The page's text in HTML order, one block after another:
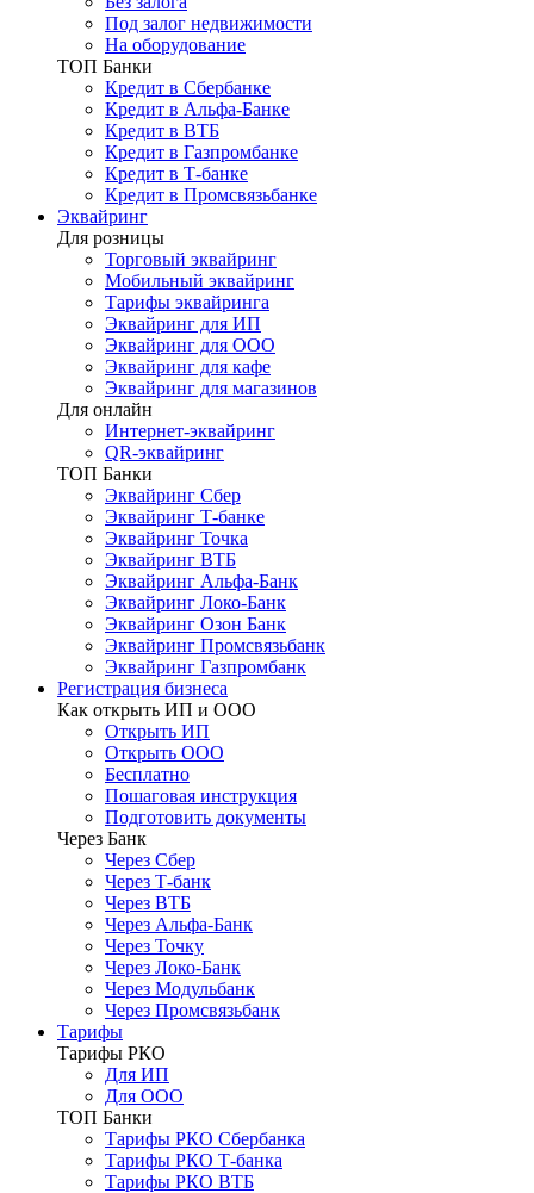
Под залог недвижимости
На оборудование
ТОП Банки
Кредит в Сбербанке
Кредит в Альфа-Банке
Кредит в ВТБ
Кредит в Газпромбанке
Кредит в Т-банке
Кредит в Промсвязьбанке
Эквайринг
Для розницы
Торговый эквайринг
Мобильный эквайринг
Тарифы эквайринга
Эквайринг для ИП
Эквайринг для ООО
Эквайринг для кафе
Эквайринг для магазинов
Для онлайн
Интернет-эквайринг
QR-эквайринг
ТОП Банки
Эквайринг Сбер
Эквайринг Т-банке
Эквайринг Точка
Эквайринг ВТБ
Эквайринг Альфа-Банк
Эквайринг Локо-Банк
Эквайринг Озон Банк
Эквайринг Промсвязьбанк
Эквайринг Газпромбанк
Регистрация бизнеса
Как открыть ИП и ООО
Открыть ИП
Открыть ООО
Бесплатно
Пошаговая инструкция
Подготовить документы
Через Банк
Через Сбер
Через Т-банк
Через ВТБ
Через Альфа-Банк
Через Точку
Через Локо-Банк
Через Модульбанк
Через Промсвязьбанк
Тарифы
Тарифы РКО
Для ИП
Для ООО
ТОП Банки
Тарифы РКО Сбербанка
Тарифы РКО Т-банка
Тарифы РКО ВТБ